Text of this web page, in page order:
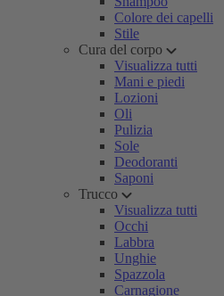
Colore dei capelli
Stile
Cura del corpo
Visualizza tutti
Mani e piedi
Lozioni
Oli
Pulizia
Sole
Deodoranti
Saponi
Trucco
Visualizza tutti
Occhi
Labbra
Unghie
Spazzola
Carnagione